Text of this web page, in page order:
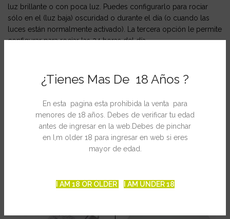
¿Tienes Mas De 18 Años ?
En esta pagina esta prohibida la venta para
menores de 18 años. Debes de verificar tu edad
antes de ingresar en la web.Debes de pinchar
en I,m older 18 para ingresar en web si eres
mayor de edad.
I AM 18 OR OLDER I AM UNDER 18
luz brillante o con poca luz.
Puedes configurarlo para rociar
sólo en el (luz baja) oscuridad o durante el día (o cuando las
luces están normalmente activado).
La tercera opción le permite
configurar para rociar las 24 horas del día.
minutos, 15 minutos, o 30 minutos
INFORMACIÓN ADICIONAL